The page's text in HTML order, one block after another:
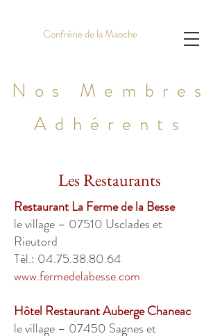
Confrérie de la Maoche
Nos Membres
Adhérents
Les Restaurants
Restaurant La Ferme de la Besse
le village – 07510 Usclades et
Rieutord
Tél.: 04.75.38.80.64
www.fermedelabesse.com
Hôtel Restaurant Auberge Chaneac
le village – 07450 Sagnes et